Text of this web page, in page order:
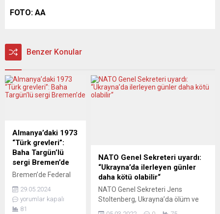
FOTO: AA
Benzer Konular
Almanya’daki 1973
“Türk grevleri”:
Baha Targün’lü
sergi Bremen’de
Bremen’de Federal
Almanya’nın
“gayriresmi
tarihinden” sayfalar,
29.05.2024
yorumlar kapalı
81
NATO Genel Sekreteri uyardı:
“Ukrayna’da ilerleyen günler
daha kötü olabilir“
NATO Genel Sekreteri Jens
Stoltenberg, Ukrayna’da ölüm ve